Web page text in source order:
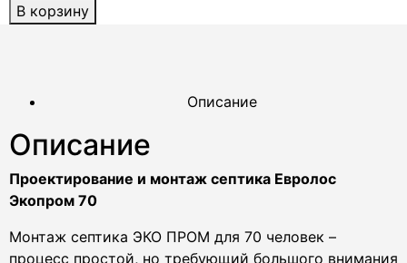
В корзину
Описание
Описание
Проектирование и монтаж септика Евролос
Экопром 70
Монтаж септика ЭКО ПРОМ для 70 человек –
процесс простой, но требующий большого внимания